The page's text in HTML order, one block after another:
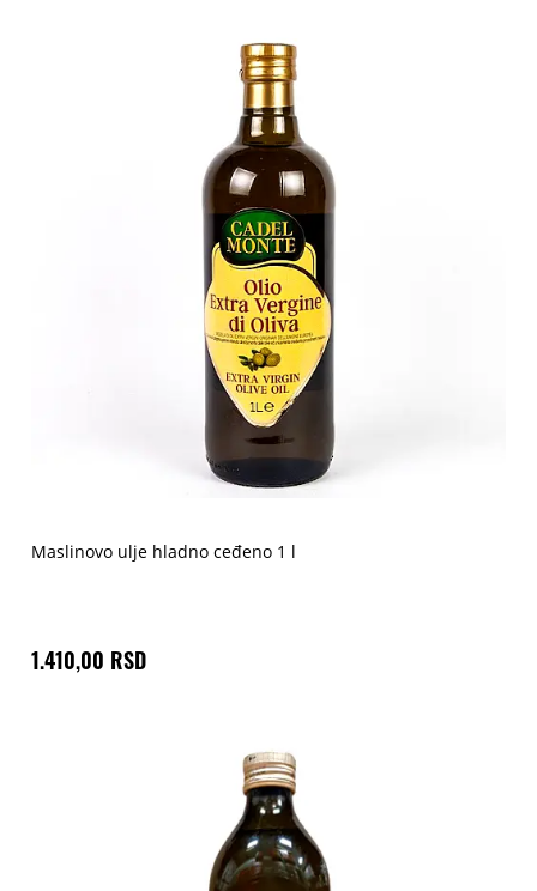
Maslinovo ulje hladno ceđeno 1 l
1.410,00 RSD